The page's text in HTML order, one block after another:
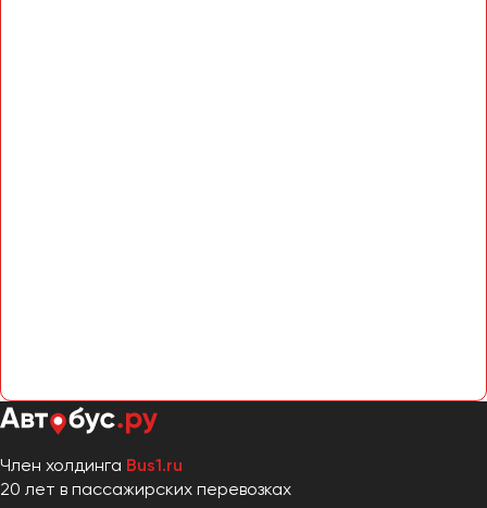
Член холдинга Bus1.ru
20 лет в пассажирских перевозках